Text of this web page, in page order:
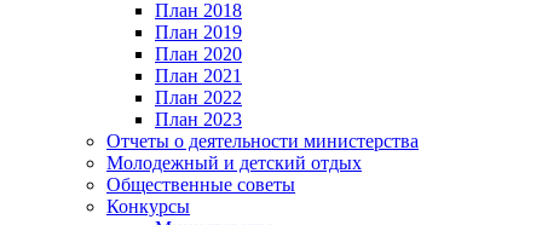
План 2018
План 2019
План 2020
План 2021
План 2022
План 2023
Отчеты о деятельности министерства
Молодежный и детский отдых
Общественные советы
Конкурсы